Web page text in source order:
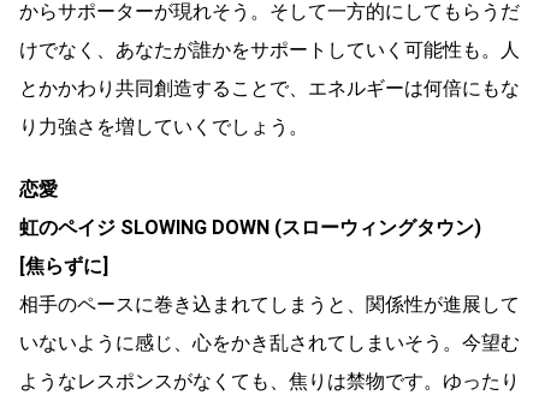
からサポーターが現れそう。そして一方的にしてもらうだ
けでなく、あなたが誰かをサポートしていく可能性も。人
とかかわり共同創造することで、エネルギーは何倍にもな
り力強さを増していくでしょう。
恋愛
虹のペイジ SLOWING DOWN (スローウィングタウン)
[焦らずに]
相手のペースに巻き込まれてしまうと、関係性が進展して
いないように感じ、心をかき乱されてしまいそう。今望む
ようなレスポンスがなくても、焦りは禁物です。ゆったり